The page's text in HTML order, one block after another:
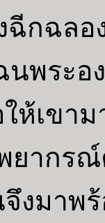
งฉีก
พระอ
ห้เขา
ยากรณ์
งมาพ